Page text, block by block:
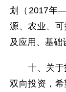
划（2017年
源、农业、
及应用、基础
十、关于投
双向投资，